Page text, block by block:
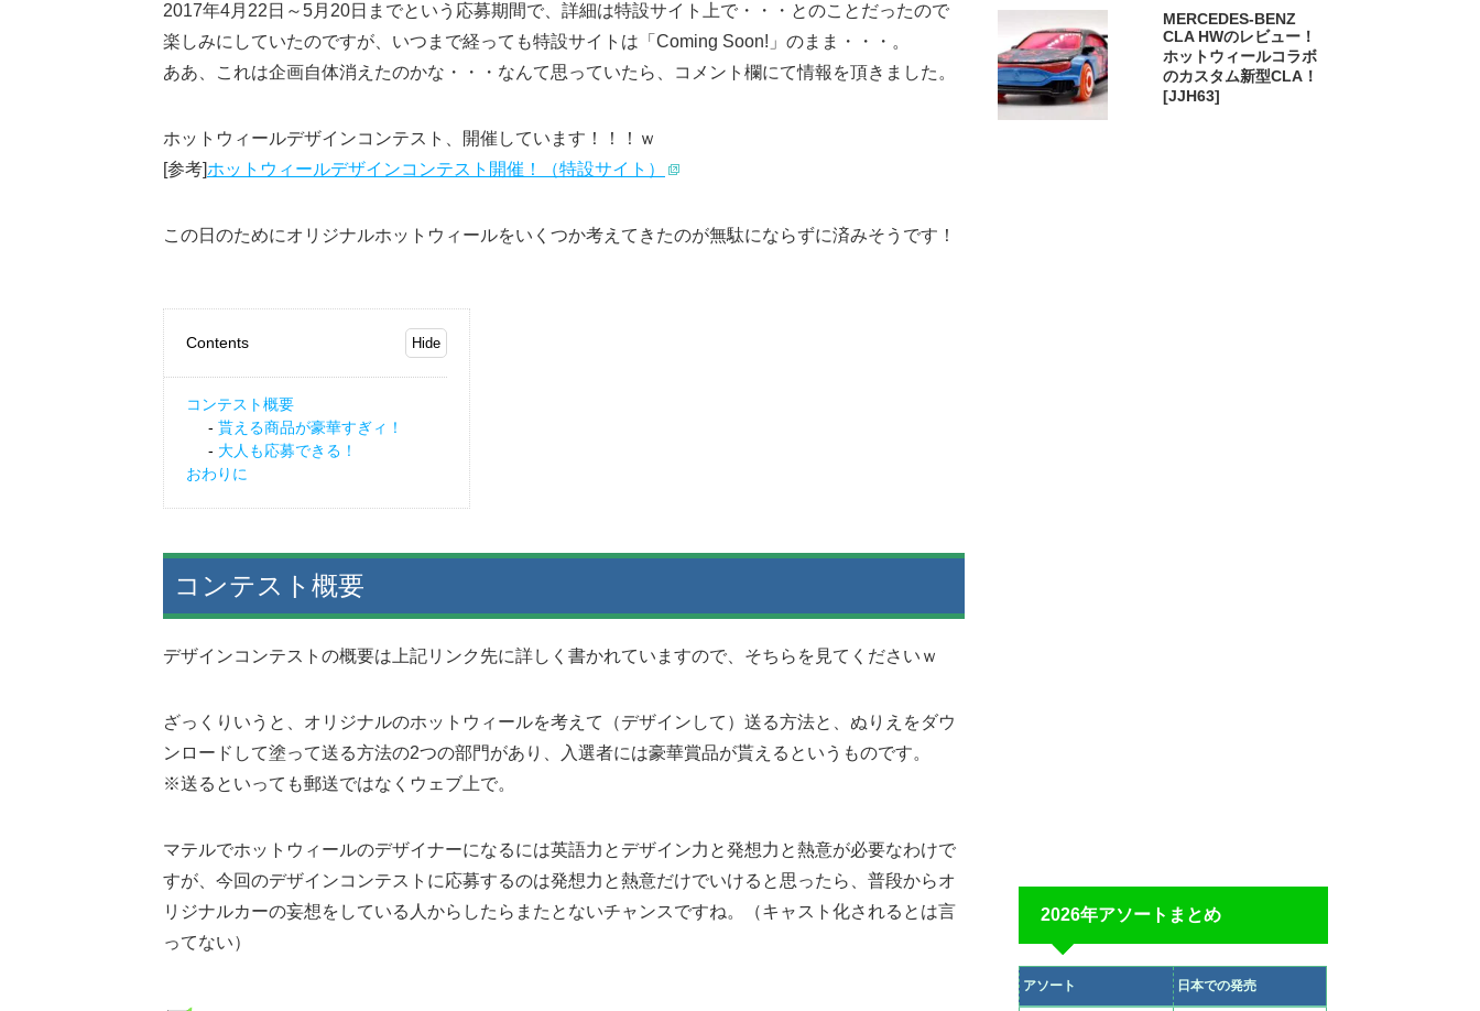
2017年4月22日～5月20日までという応募期間で、詳細は特設サイト上で・・・とのことだったので
楽しみにしていたのですが、いつまで経っても特設サイトは「Coming Soon!」のまま・・・。
ああ、これは企画自体消えたのかな・・・なんて思っていたら、コメント欄にて情報を頂きました。
ホットウィールデザインコンテスト、開催しています！！！ｗ
[参考]ホットウィールデザインコンテスト開催！（特設サイト）
この日のためにオリジナルホットウィールをいくつか考えてきたのが無駄にならずに済みそうです！
Contents
コンテスト概要
貰える商品が豪華すぎィ！
大人も応募できる！
おわりに
コンテスト概要
デザインコンテストの概要は上記リンク先に詳しく書かれていますので、そちらを見てくださいｗ
ざっくりいうと、オリジナルのホットウィールを考えて（デザインして）送る方法と、ぬりえをダウ
ンロードして塗って送る方法の2つの部門があり、入選者には豪華賞品が貰えるというものです。
※送るといっても郵送ではなくウェブ上で。
マテルでホットウィールのデザイナーになるには英語力とデザイン力と発想力と熱意が必要なわけで
すが、今回のデザインコンテストに応募するのは発想力と熱意だけでいけると思ったら、普段からオ
リジナルカーの妄想をしている人からしたらまたとないチャンスですね。（キャスト化されるとは言
ってない）
MERCEDES-BENZ
CLA HWのレビュー！
ホットウィールコラボ
のカスタム新型CLA！
[JJH63]
2026年アソートまとめ
アソート 日本での発売